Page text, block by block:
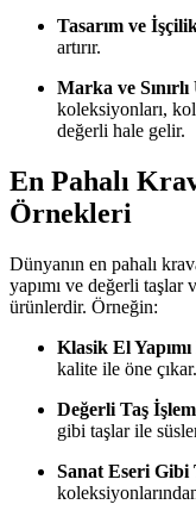
Tasarım ve
artırır.
Marka ve
koleksiyonları,
değerli hale gelir.
En Pahalı
Örnekleri
Dünyanın en pahalı
yapımı ve değerli taşlar
ürünlerdir. Örneğin:
Klasik El
kalite ile öne çıkar.
Değerli Taş
gibi taşlar ile
Sanat Eseri Gibi